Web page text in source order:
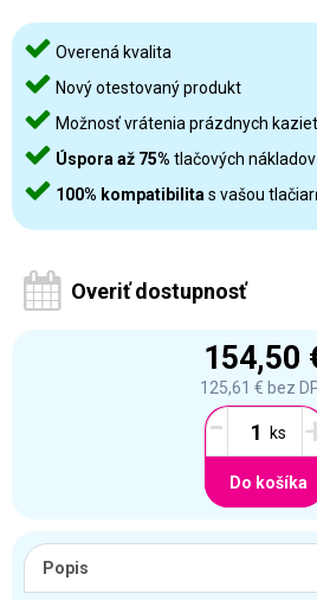
Overená kvalita
Nový otestovaný produkt
Možnosť vrátenia prázdnych kaziet
Úspora až 75% tlačových nákladov
100% kompatibilita s vašou
Overiť dostupnosť
154,50
125,61 € bez
-
Do košíka
Popis